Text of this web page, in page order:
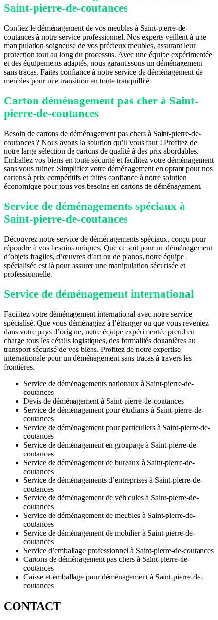
Saint-pierre-de-coutances
Confiez le déménagement de vos meubles à Saint-pierre-de-
coutances à notre service professionnel. Nos experts veillent à une
manipulation soigneuse de vos précieux meubles, assurant leur
protection tout au long du processus. Avec une équipe expérimentée
et des équipements adaptés, nous garantissons un déménagement
sans tracas. Faites confiance à notre service de déménagement de
meubles pour une transition en toute tranquillité.
Carton déménagement pas cher à Saint-
pierre-de-coutances
Besoin de cartons de déménagement pas chers à Saint-pierre-de-
coutances ? Nous avons la solution qu’il vous faut ! Profitez de
notre large sélection de cartons de qualité à des prix abordables.
Emballez vos biens en toute sécurité et facilitez votre déménagement
sans vous ruiner. Simplifiez votre déménagement en optant pour nos
cartons à prix compétitifs et faites confiance à notre solution
économique pour tous vos besoins en cartons de déménagement.
Service de déménagements spéciaux à
Saint-pierre-de-coutances
Découvrez notre service de déménagements spéciaux, conçu pour
répondre à vos besoins uniques. Que ce soit pour un déménagement
d’objets fragiles, d’œuvres d’art ou de pianos, notre équipe
spécialisée est là pour assurer une manipulation sécurisée et
professionnelle.
Service de déménagement international
Facilitez votre déménagement international avec notre service
spécialisé. Que vous déménagiez à l’étranger ou que vous reveniez
dans votre pays d’origine, notre équipe expérimentée prend en
charge tous les détails logistiques, des formalités douanières au
transport sécurisé de vos biens. Profitez de notre expertise
internationale pour un déménagement sans tracas à travers les
frontières.
Service de déménagements nationaux à Saint-pierre-de-
coutances
Devis de déménagement à Saint-pierre-de-coutances
Service de déménagement pour étudiants à Saint-pierre-de-
coutances
Service de déménagement pour particuliers à Saint-pierre-de-
coutances
Service de déménagement en groupage à Saint-pierre-de-
coutances
Service de déménagement de bureaux à Saint-pierre-de-
coutances
Service de déménagements d’entreprises à Saint-pierre-de-
coutances
Service de déménagement de véhicules à Saint-pierre-de-
coutances
Service de déménagement de meubles à Saint-pierre-de-
coutances
Service de déménagement de mobilier à Saint-pierre-de-
coutances
Service d’emballage professionnel à Saint-pierre-de-coutances
Cartons de déménagement pas chers à Saint-pierre-de-
coutances
Caisse et emballage pour déménagement à Saint-pierre-de-
coutances
CONTACT